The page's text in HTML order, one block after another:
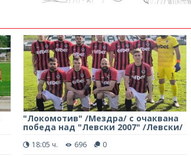
"Локомотив" /Мездра/ с очаквана
победа над "Левски 2007" /Левски/
18:05 ч. 696 0